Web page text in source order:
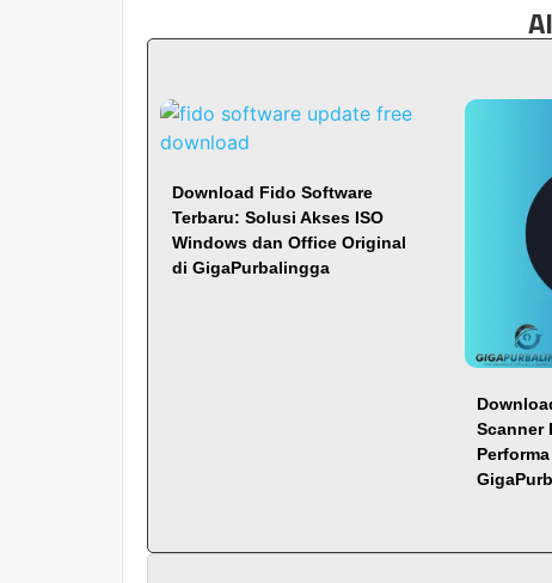
Download Fido Software
Terbaru: Solusi Akses ISO
Windows dan Office Original
di GigaPurbalingga
Scanner